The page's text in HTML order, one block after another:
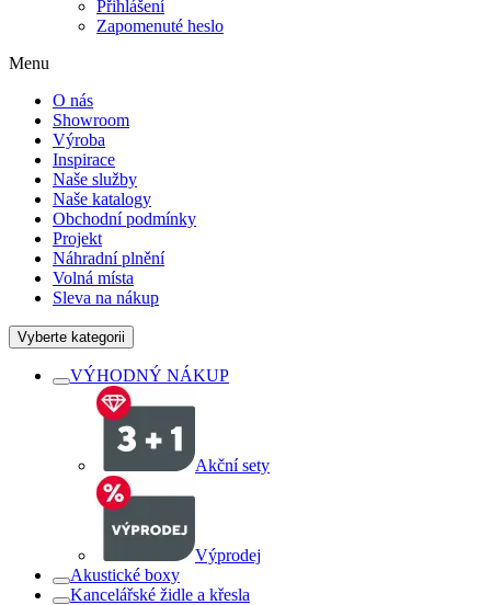
Přihlášení
Zapomenuté heslo
Menu
O nás
Showroom
Výroba
Inspirace
Naše služby
Naše katalogy
Obchodní podmínky
Projekt
Náhradní plnění
Volná místa
Sleva na nákup
Vyberte kategorii
VÝHODNÝ NÁKUP
Akční sety
Výprodej
Akustické boxy
Kancelářské židle a křesla